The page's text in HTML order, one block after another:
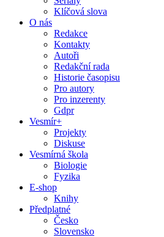
Klíčová slova
O nás
Redakce
Kontakty
Autoři
Redakční rada
Historie časopisu
Pro autory
Pro inzerenty
Gdpr
Vesmír+
Projekty
Diskuse
Vesmírná škola
Biologie
Fyzika
E-shop
Knihy
Předplatné
Česko
Slovensko